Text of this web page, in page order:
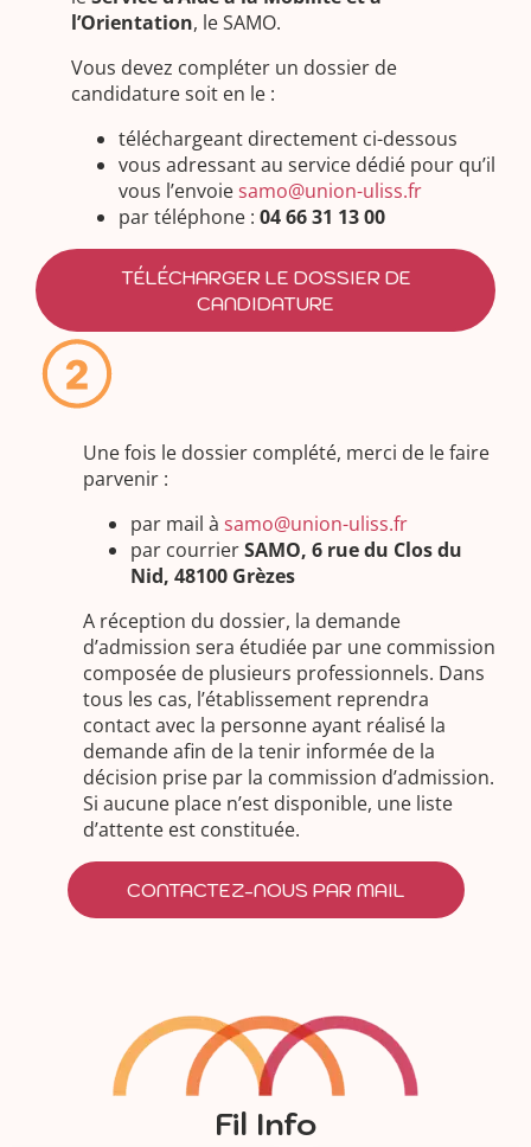
l’Orientation, le SAMO.
Vous devez compléter un dossier de
candidature soit en le :
téléchargeant directement ci-dessous
vous adressant au service dédié pour qu’il
vous l’envoiesamo@union-uliss.fr
par téléphone : 04 66 31 13 00
TÉLÉCHARGER LE DOSSIER DE
CANDIDATURE
Une fois le dossier complété, merci de le faire
parvenir :
par mail à samo@union-uliss.fr
par courrierSAMO, 6 rue du Clos du
Nid, 48100 Grèzes
A réception du dossier, la demande
d’admission sera étudiée par une commission
composée de plusieurs professionnels. Dans
tous les cas, l’établissement reprendra
contact avec la personne ayant réalisé la
demande afin de la tenir informée de la
décision prise par la commission d’admission.
Si aucune place n’est disponible, une liste
d’attente est constituée.
CONTACTEZ-NOUS PAR MAIL
Fil Info